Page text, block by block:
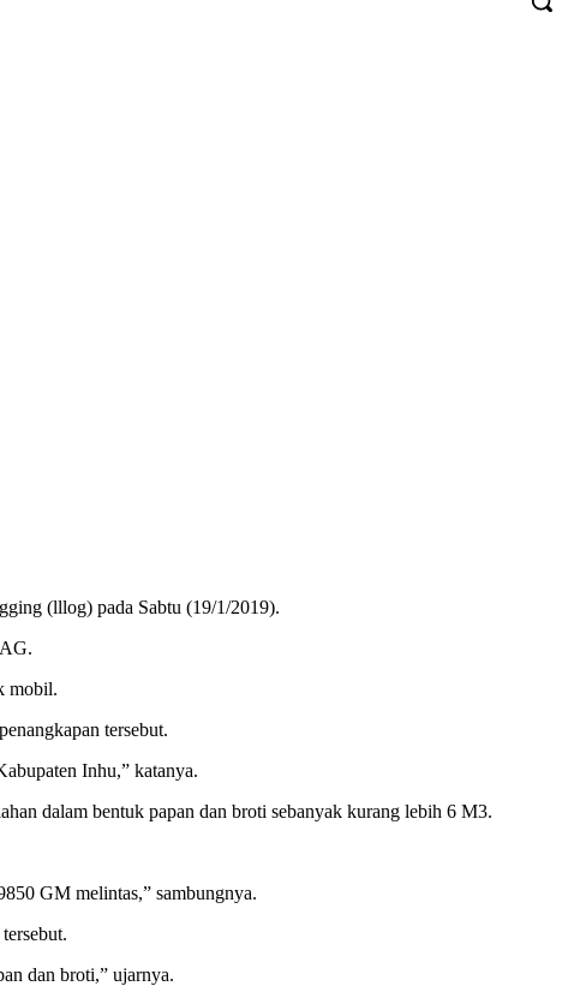
(lllog) pada Sabtu (19/1/2019).
mobil.
tersebut.
Inhu,” katanya.
dalam bentuk papan dan broti sebanyak kurang lebih 6 M3.
GM melintas,” sambungnya.
dan broti,” ujarnya.